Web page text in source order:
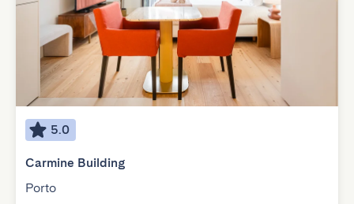
5.0
Carmine Building
Porto